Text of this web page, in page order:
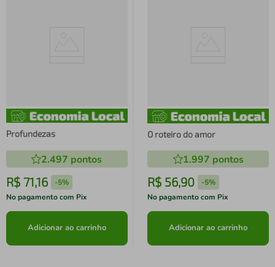
Profundezas
2.497 pontos
R$ 71,16 -5%
No pagamento com Pix
Adicionar ao carrinho
O roteiro do amor
1.997 pontos
R$ 56,90 -5%
No pagamento com Pix
Adicionar ao carrinho